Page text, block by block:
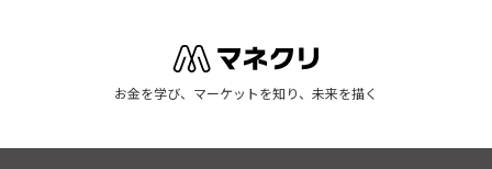
お金を学び、マーケットを知り、未来を描く